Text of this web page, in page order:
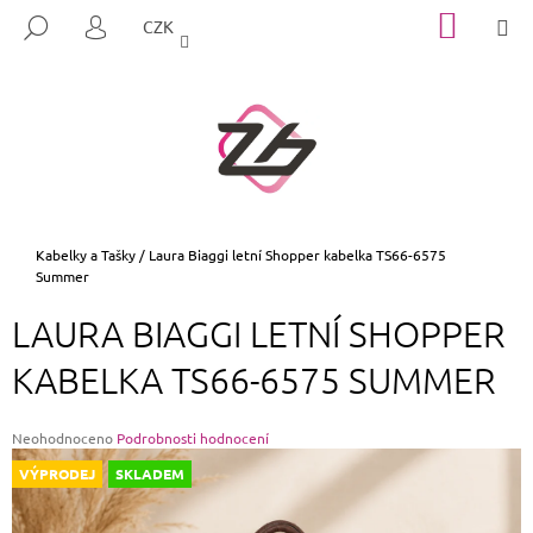
HLEDAT
PŘIHLÁŠENÍ
CZK KOŠÍK
Domů
Kabelky a Tašky / Laura Biaggi letní Shopper kabelka TS66-6575
Summer
LAURA BIAGGI LETNÍ SHOPPER
KABELKA TS66-6575 SUMMER
Průměrné
hodnocení
produktu
je
0,0
Neohodnoceno Podrobnosti hodnocení
VÝPRODEJ
SKLADEM
T
Ř
B
U
E
T
E